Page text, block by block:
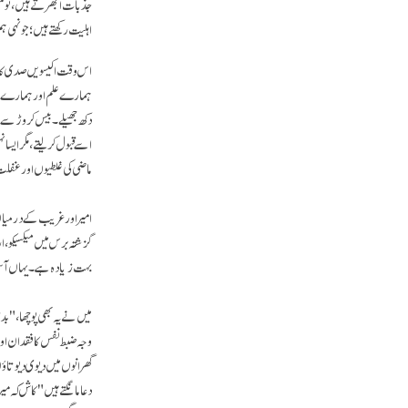
اہلیت رکھتے ہیں؛
اس وقت اکیسویں صدی
ہمارے علم اور ہمارے
دکھ جھیلے۔ بیس کروڑ
اسے قبول کر لیتے، مگر
ماضی کی غلطیوں اور
امیر اور غریب کے
گزشتہ برس میں میکسیکو،
بہت زیادہ ہے۔ یہاں
میں نے یہ بھی پوچھا،
وجہ ضبط نفس کا فقدان
گھرانوں میں دیوی
دعا مانگتے ہیں " کاش